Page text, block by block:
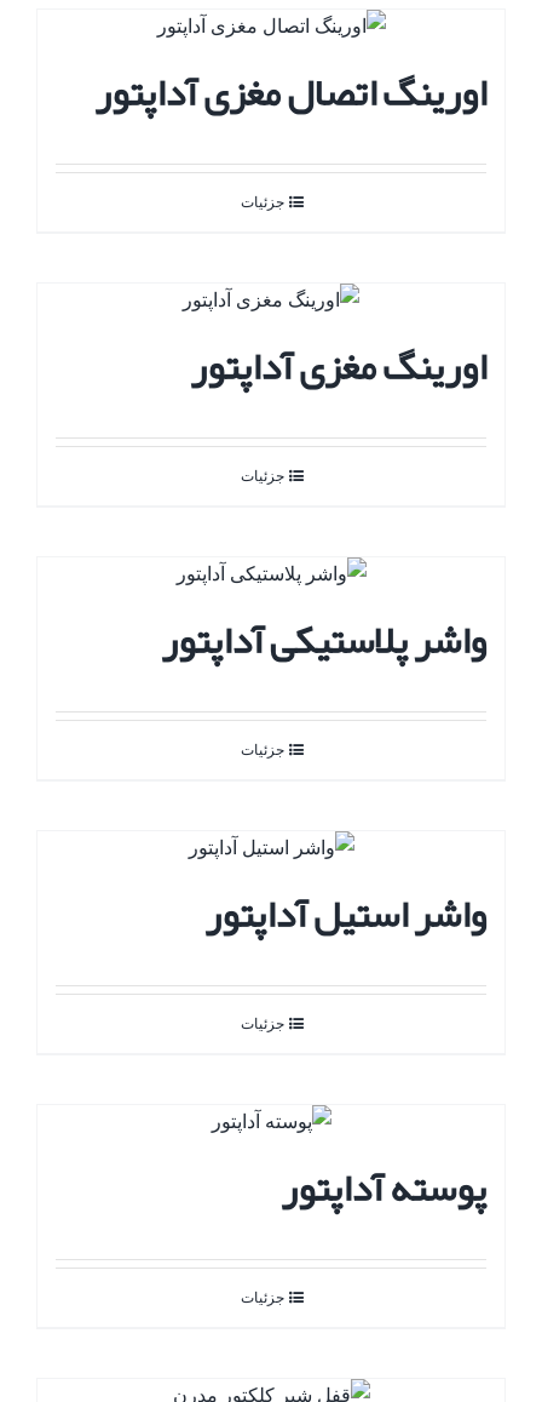
اورینگ اتصال مغزی آداپتور
جزئیات
اورینگ مغزی آداپتور
جزئیات
واشر پلاستیکی آداپتور
جزئیات
واشر استیل آداپتور
جزئیات
پوسته آداپتور
جزئیات